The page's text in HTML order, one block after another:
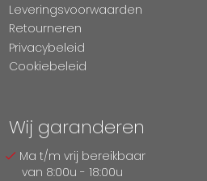
Leveringsvoorwaarden
Retourneren
Privacybeleid
Cookiebeleid
Wij garanderen
Ma t/m vrij bereikbaar
van 8:00u - 18:00u